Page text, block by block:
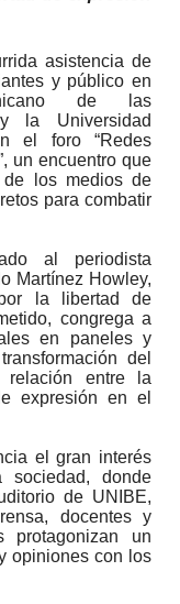
asistencia de
y público en
de las
y la Universidad
el foro “Redes
un encuentro que
los medios de
para combatir
al periodista
Martínez Howley,
la libertad de
congrega a
en paneles y
del
relación entre la
expresión en el
el gran interés
donde
de UNIBE,
docentes y
protagonizan un
opiniones con los